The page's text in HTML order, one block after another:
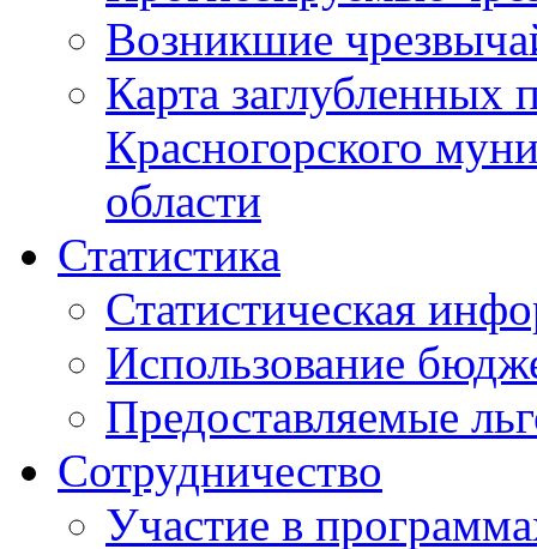
Возникшие
Карта
Красногорского
области
Статистика
Статистическая
Использование
Предоставляемые
Сотрудничество
Участие в